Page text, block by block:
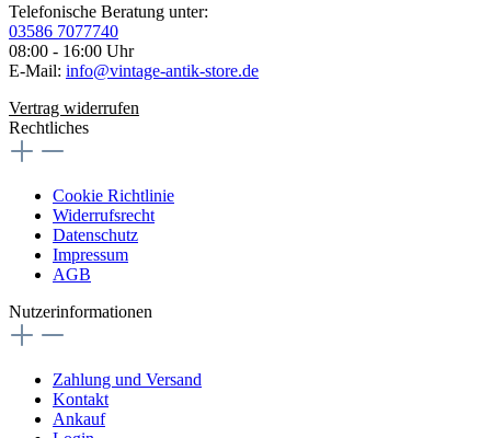
Telefonische Beratung unter:
03586 7077740
08:00 - 16:00 Uhr
E-Mail: info@vintage-antik-store.de
Vertrag widerrufen
Rechtliches
Cookie Richtlinie
Widerrufsrecht
Datenschutz
Impressum
AGB
Nutzerinformationen
Zahlung und Versand
Kontakt
Ankauf